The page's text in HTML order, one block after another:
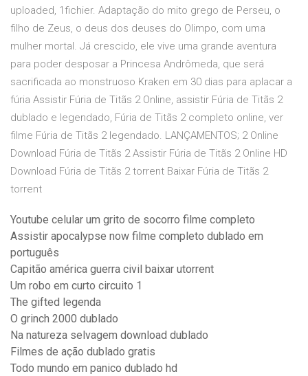
uploaded, 1fichier. Adaptação do mito grego de Perseu, o
filho de Zeus, o deus dos deuses do Olimpo, com uma
mulher mortal. Já crescido, ele vive uma grande aventura
para poder desposar a Princesa Andrômeda, que será
sacrificada ao monstruoso Kraken em 30 dias para aplacar a
fúria Assistir Fúria de Titãs 2 Online, assistir Fúria de Titãs 2
dublado e legendado, Fúria de Titãs 2 completo online, ver
filme Fúria de Titãs 2 legendado. LANÇAMENTOS; 2 Online
Download Fúria de Titãs 2 Assistir Fúria de Titãs 2 Online HD
Download Fúria de Titãs 2 torrent Baixar Fúria de Titãs 2
torrent
Youtube celular um grito de socorro filme completo
Assistir apocalypse now filme completo dublado em
português
Capitão américa guerra civil baixar utorrent
Um robo em curto circuito 1
The gifted legenda
O grinch 2000 dublado
Na natureza selvagem download dublado
Filmes de ação dublado gratis
Todo mundo em panico dublado hd